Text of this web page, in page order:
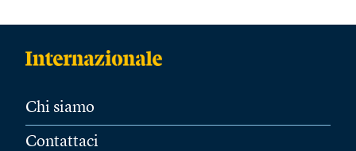
Chi siamo
Contattaci